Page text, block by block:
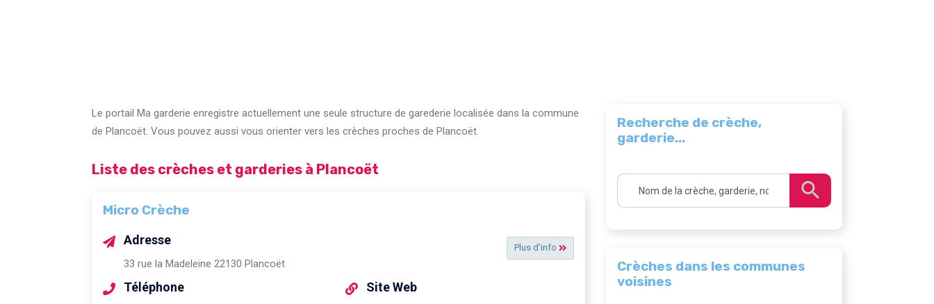
Le portail Ma garderie enregistre actuellement une seule structure de garederie localisée dans la commune
de Plancoët. Vous pouvez aussi vous orienter vers les crèches proches de Plancoët.
Liste des crèches et garderies à Plancoët
Micro Crèche
Plus d'info
Adresse
33 rue la Madeleine 22130 Plancoët
Téléphone Site Web
Recherche de crèche,
garderie...
Crèches dans les communes
voisines